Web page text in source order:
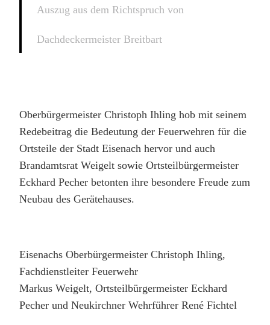
Auszug aus dem Richtspruch von
Dachdeckermeister Breitbart
Oberbürgermeister Christoph Ihling hob mit seinem
Redebeitrag die Bedeutung der Feuerwehren für die
Ortsteile der Stadt Eisenach hervor und auch
Brandamtsrat Weigelt sowie Ortsteilbürgermeister
Eckhard Pecher betonten ihre besondere Freude zum
Neubau des Gerätehauses.
Eisenachs Oberbürgermeister Christoph Ihling,
Fachdienstleiter Feuerwehr
Markus Weigelt, Ortsteilbürgermeister Eckhard
Pecher und Neukirchner Wehrführer René Fichtel